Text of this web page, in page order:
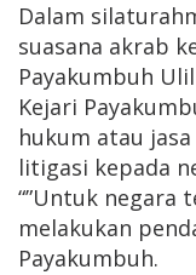
Dalam
suasana akrab
Payakumbuh
Kejari
hukum atau
litigasi kepada
“”Untuk negara
melakukan
Payakumbuh.